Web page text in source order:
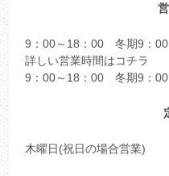
9：00～18：00 冬期9：
詳しい営業時間はコチラ
9：00～18：00 冬期9：
木曜日(祝日の場合営業)